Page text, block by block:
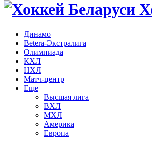
Динамо
Betera-Экстралига
Олимпиада
КХЛ
НХЛ
Матч-центр
Еще
Высшая лига
ВХЛ
МХЛ
Америка
Европа